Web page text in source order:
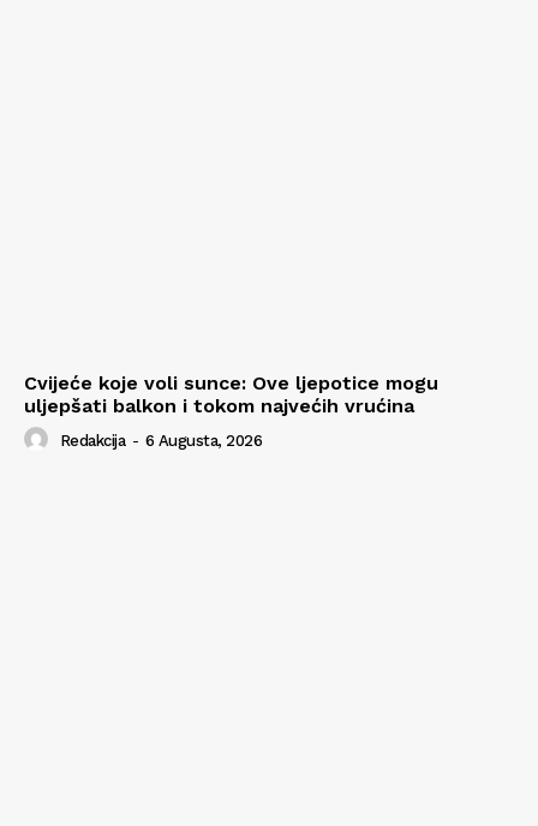
Cvijeće koje voli sunce: Ove ljepotice mogu
uljepšati balkon i tokom najvećih vrućina
Redakcija - 6 Augusta, 2026